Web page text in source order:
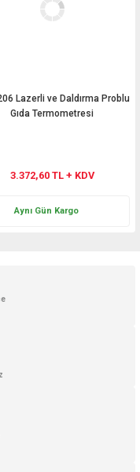
Lazerli ve Daldırma Problu
Gıda Termometresi
3.372,60 TL + KDV
Aynı Gün Kargo